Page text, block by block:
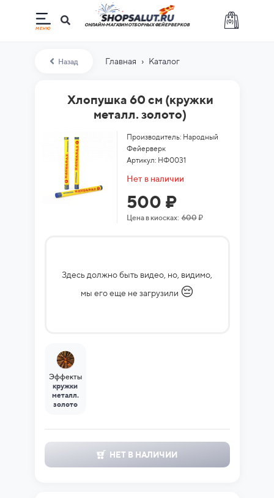
(0)
ОНЛАЙН-МАГАЗИН ОТБОРНЫХ ФЕЙЕРВЕРКОВ
Назад Главная › Каталог
Хлопушка 60 см (кружки
металл. золото)
Производитель: Народный
Фейерверк
Артикул: НФ0031
Нет в наличии
500 ₽
Цена в киосках:600₽
Здесь должно быть видео, но, видимо,
мы его еще не загрузили 😔
Эффекты
кружки
металл.
золото
НЕТ В НАЛИЧИИ